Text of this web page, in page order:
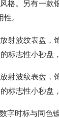
格。另有一款
。
射波纹表盘，
标志性小秒盘
射波纹表盘，
标志性小秒盘
字时标与同色